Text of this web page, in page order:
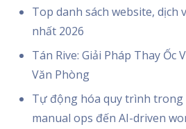
Top danh sách website, dịch
nhất 2026
Tán Rive: Giải Pháp Thay Ốc
Văn Phòng
Tự động hóa quy trình
manual ops đến AI-driven